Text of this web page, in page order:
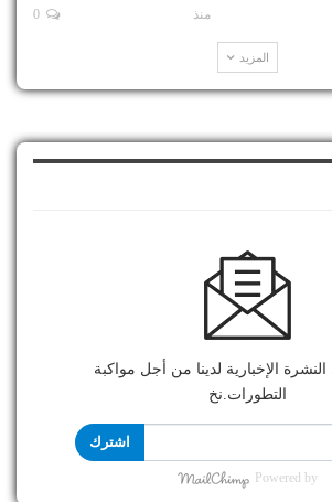
منذ
المزيد
الإخبارية لدينا من أجل مواكبة
التطورات.نخ
اشترك
Powered by